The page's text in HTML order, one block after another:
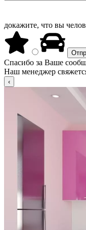
докажите, что вы
Спасибо за Ваше
Наш менеджер